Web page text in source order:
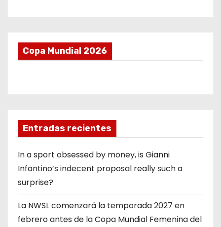
Copa Mundial 2026
Entradas recientes
In a sport obsessed by money, is Gianni
Infantino’s indecent proposal really such a
surprise?
La NWSL comenzará la temporada 2027 en
febrero antes de la Copa Mundial Femenina del